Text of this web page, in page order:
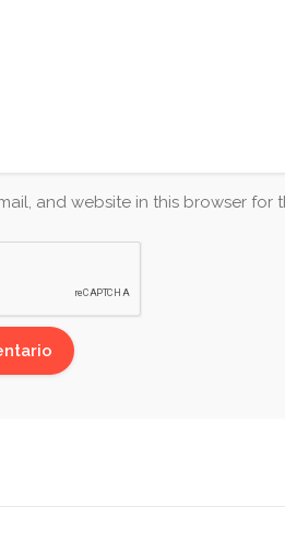
and website in this browser for